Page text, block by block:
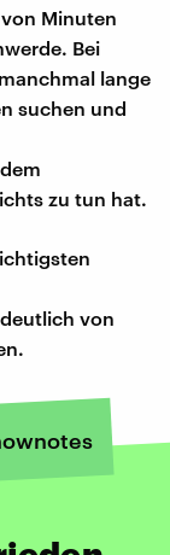
Minuten
Bei
lange
suchen und
zu tun hat.
von